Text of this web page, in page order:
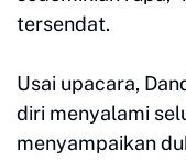
tersendat.
Usai upacara,
diri menyalami
menyampaikan